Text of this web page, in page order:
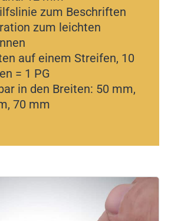
zum Beschriften
zum leichten
auf einem Streifen, 10
= 1 PG
in den Breiten: 50 mm,
70 mm